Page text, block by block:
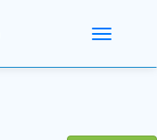
Toggle